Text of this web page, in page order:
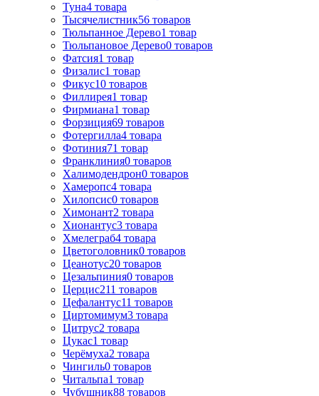
Туна4 товара
Тысячелистник56 товаров
Тюльпанное Дерево1 товар
Тюльпановое Дерево0 товаров
Фатсия1 товар
Физалис1 товар
Фикус10 товаров
Филлирея1 товар
Фирмиана1 товар
Форзиция69 товаров
Фотергилла4 товара
Фотиния71 товар
Франклиния0 товаров
Халимодендрон0 товаров
Хамеропс4 товара
Хилопсис0 товаров
Химонант2 товара
Хионантус3 товара
Хмелеграб4 товара
Цветоголовник0 товаров
Цеанотус20 товаров
Цезальпиния0 товаров
Церцис211 товаров
Цефалантус11 товаров
Циртомимум3 товара
Цитрус2 товара
Цукас1 товар
Черёмуха2 товара
Чингиль0 товаров
Читальпа1 товар
Чубушник88 товаров